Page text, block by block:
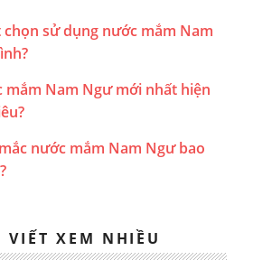
chọn sử dụng nước mắm Nam
mắm Nam Ngư mới nhất hiện
nước mắm Nam Ngư bao
VIẾT XEM NHIỀU